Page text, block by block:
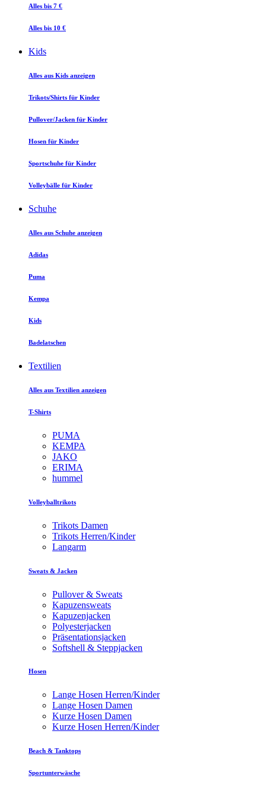
Alles bis 7 €
Alles bis 10 €
Kids
Alles aus Kids anzeigen
Trikots/Shirts für Kinder
Pullover/Jacken für Kinder
Hosen für Kinder
Sportschuhe für Kinder
Volleybälle für Kinder
Schuhe
Alles aus Schuhe anzeigen
Adidas
Puma
Kempa
Kids
Badelatschen
Textilien
Alles aus Textilien anzeigen
T-Shirts
PUMA
KEMPA
JAKO
ERIMA
hummel
Volleyballtrikots
Trikots Damen
Trikots Herren/Kinder
Langarm
Sweats & Jacken
Pullover & Sweats
Kapuzensweats
Kapuzenjacken
Polyesterjacken
Präsentationsjacken
Softshell & Steppjacken
Hosen
Lange Hosen Herren/Kinder
Lange Hosen Damen
Kurze Hosen Damen
Kurze Hosen Herren/Kinder
Beach & Tanktops
Sportunterwäsche